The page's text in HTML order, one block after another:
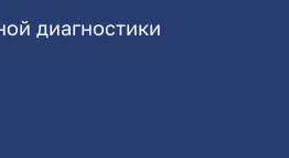
диагностики